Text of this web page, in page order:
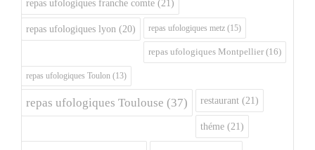
repas ufologiques franche comte (21)
repas ufologiques lyon (20) repas ufologiques metz (15)
repas ufologiques Montpellier (16)
repas ufologiques Toulon (13)
repas ufologiques Toulouse (37) restaurant (21)
théme (21)